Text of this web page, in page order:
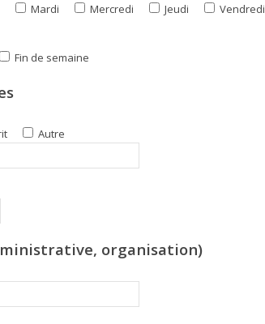
Mardi Mercredi Jeudi Vendredi
Fin de semaine
Autre
organisation)